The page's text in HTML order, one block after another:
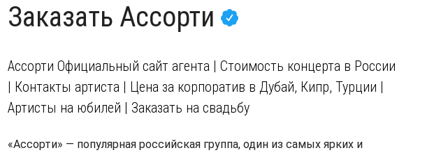
Заказать Ассорти
Ассорти Официальный сайт агента | Стоимость концерта в России
| Контакты артиста | Цена за корпоратив в Дубай, Кипр, Турции |
Артисты на юбилей | Заказать на свадьбу
«Ассорти» — популярная российская группа, один из самых ярких и